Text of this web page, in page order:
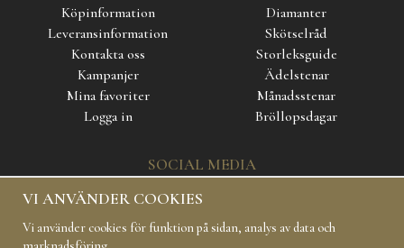
Köpinformation
Leveransinformation
Kontakta oss
Kampanjer
Mina favoriter
Logga in
Diamanter
Skötselråd
Storleksguide
Ädelstenar
Månadsstenar
Bröllopsdagar
SOCIAL MEDIA
VI ANVÄNDER COOKIES
Vi använder cookies för funktion på sidan, analys av data och